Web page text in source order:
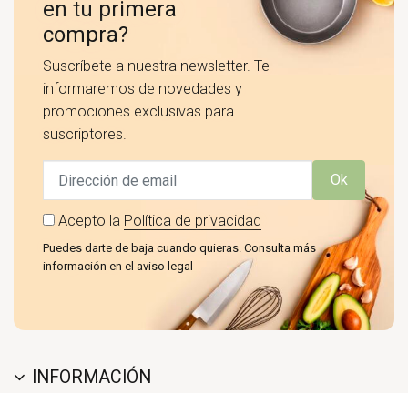
en tu primera
compra?
Suscríbete a nuestra newsletter. Te
informaremos de novedades y
promociones exclusivas para
suscriptores.
Ok
Acepto la Política de privacidad
Puedes darte de baja cuando quieras. Consulta más
información en el aviso legal
INFORMACIÓN